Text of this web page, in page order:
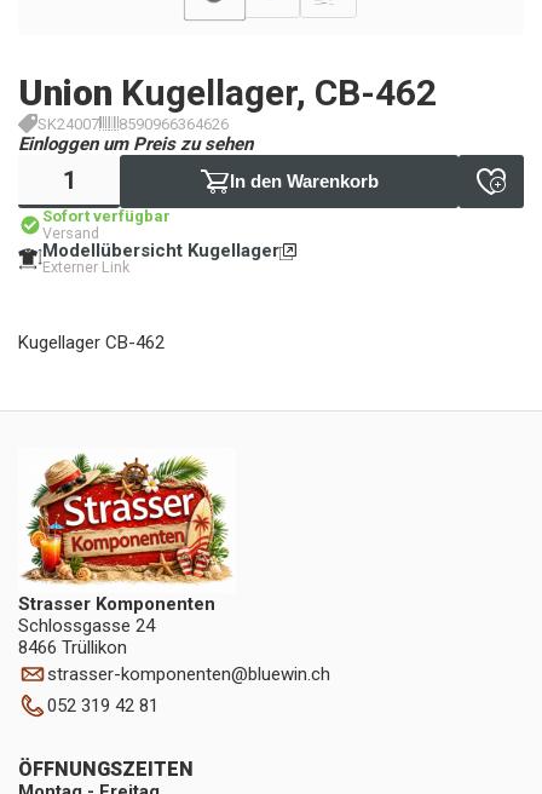
Union Kugellager, CB-462
SK24007 8590966364626
Einloggen um Preis zu sehen
In den Warenkorb
Sofort verfügbar
Versand
Modellübersicht Kugellager
Externer Link
Kugellager CB-462
Strasser Komponenten
Schlossgasse 24
8466 Trüllikon
strasser-komponenten@bluewin.ch
052 319 42 81
ÖFFNUNGSZEITEN